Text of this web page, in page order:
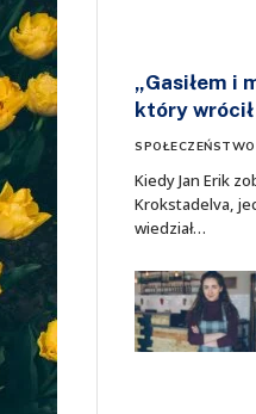
„Gasiłem i
który
SPOŁECZEŃSTWO
Kiedy Jan Erik
Krokstadelva,
wiedział…